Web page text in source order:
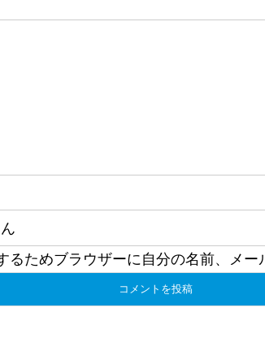
るためブラウザーに自分の名前、メー